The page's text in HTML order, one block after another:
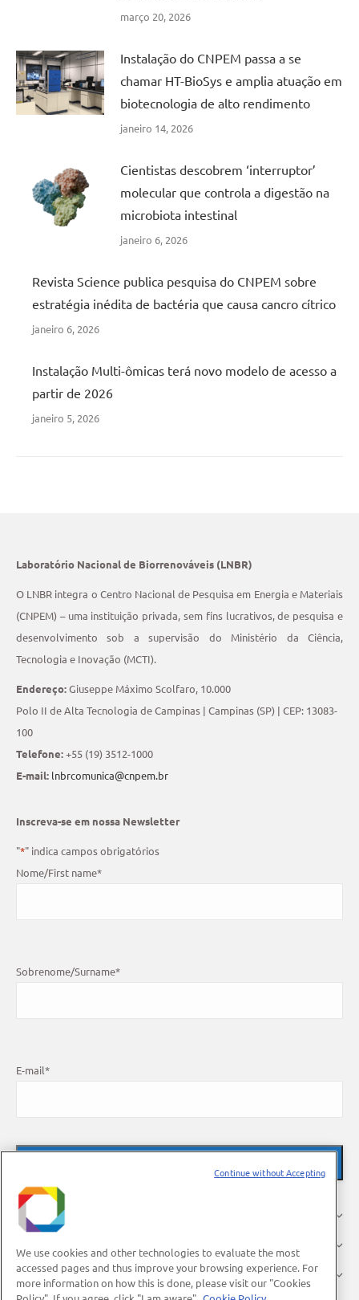
março 20, 2026
Instalação do CNPEM passa a se
chamar HT-BioSys e amplia atuação em
biotecnologia de alto rendimento
janeiro 14, 2026
Cientistas descobrem ‘interruptor’
molecular que controla a digestão na
microbiota intestinal
janeiro 6, 2026
Revista Science publica pesquisa do CNPEM sobre
estratégia inédita de bactéria que causa cancro cítrico
janeiro 6, 2026
Instalação Multi-ômicas terá novo modelo de acesso a
partir de 2026
janeiro 5, 2026
Laboratório Nacional de Biorrenováveis (LNBR)
O LNBR integra o Centro Nacional de Pesquisa em Energia e Materiais
(CNPEM) – uma instituição privada, sem fins lucrativos, de pesquisa e
desenvolvimento sob a supervisão do Ministério da Ciência,
Tecnologia e Inovação (MCTI).
Endereço:Giuseppe Máximo Scolfaro, 10.000
Polo II de Alta Tecnologia de Campinas | Campinas (SP) | CEP: 13083-
100
Telefone:+55 (19) 3512-1000
E-mail: lnbrcomunica@cnpem.br
Inscreva-se em nossa Newsletter
"*" indica campos obrigatórios
Nome/First name*
Sobrenome/Surname*
E-mail*
O LNBR
Indústria
We use cookies and other technologies to evaluate the most
accessed pages and thus improve your browsing experience. For
more information on how this is done, please visit our "Cookies
Continue without Accepting